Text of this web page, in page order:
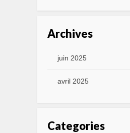
Archives
juin 2025
avril 2025
Categories